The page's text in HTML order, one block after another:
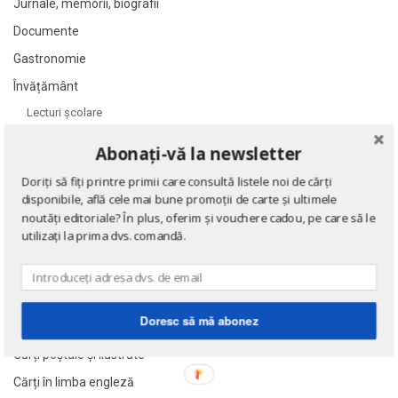
Alan Watts
Albert Bayet
Albert Camus
Albert Speer
Alberto Bevilacqua
Alberto Martini
Alberto Moravia
Alcifron
Aleksa Celebonovic
Aleksander Wojciechowscki
Alan Watts
Albert Bayet
Albert Camus
Albert Speer
Alberto Bevilacqua
Alberto Martini
Alberto Moravia
Alcifron
Aleksa Celebonovic
Aleksander Wojciechowscki
Jurnale, memorii, biografii
Documente
Gastronomie
Învățământ
Lecturi şcolare
Știință
Științe sociale
Teatru și dramaturgie
Ediții princeps
Ziare şi reviste
Cărți poștale și ilustrate
Cărți în limba engleză
Abonați-vă la newsletter
Doriți să fiți printre primii care consultă listele noi de cărți
disponibile, află cele mai bune promoții de carte și ultimele
noutăți editoriale? În plus, oferim și vouchere cadou, pe care să le
utilizați la prima dvs. comandă.
Doresc să mă abonez